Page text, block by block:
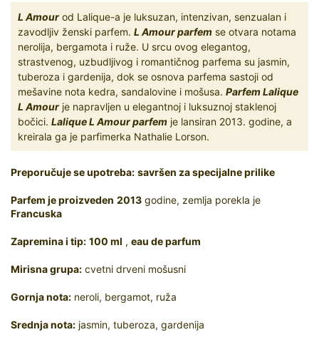
L Amour od Lalique-a je luksuzan, intenzivan, senzualan i
zavodljiv ženski parfem. L Amour parfem se otvara notama
nerolija, bergamota i ruže. U srcu ovog elegantog,
strastvenog, uzbudljivog i romantičnog parfema su jasmin,
tuberoza i gardenija, dok se osnova parfema sastoji od
mešavine nota kedra, sandalovine i mošusa. Parfem Lalique
L Amour je napravljen u elegantnoj i luksuznoj staklenoj
bočici. Lalique L Amour parfem je lansiran 2013. godine, a
kreirala ga je parfimerka Nathalie Lorson.
Preporučuje se upotreba: savršen za specijalne prilike
Parfem je proizveden 2013 godine, zemlja porekla je
Francuska
Zapremina i tip: 100 ml , eau de parfum
Mirisna grupa: cvetni drveni mošusni
Gornja nota: neroli, bergamot, ruža
Srednja nota: jasmin, tuberoza, gardenija